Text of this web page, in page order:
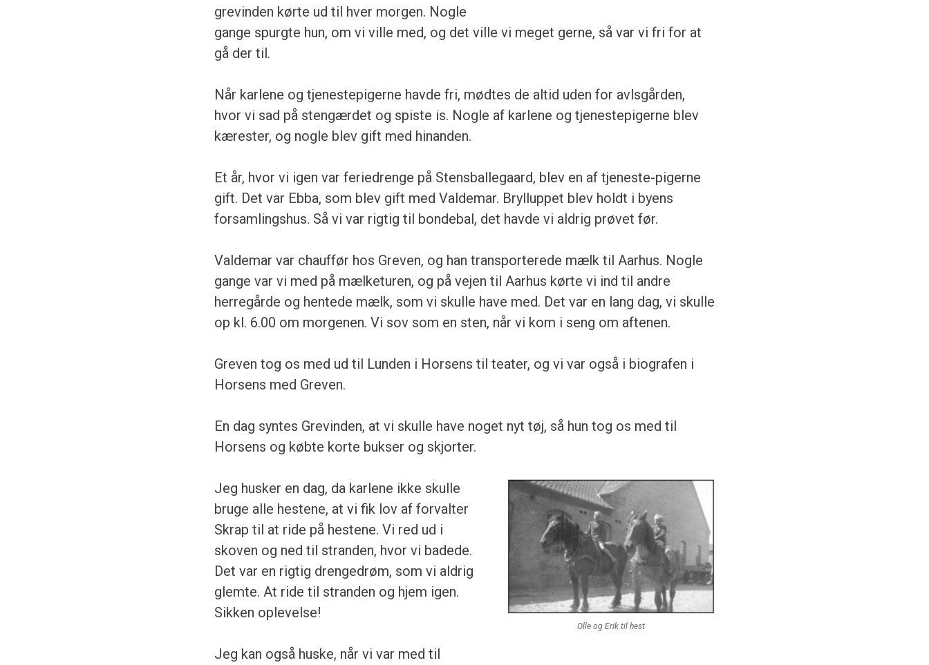
grevinden kørte ud til hver morgen. Nogle
gange spurgte hun, om vi ville med, og det ville vi meget gerne, så var vi fri for at
gå der til.
Når karlene og tjenestepigerne havde fri, mødtes de altid uden for avlsgården,
hvor vi sad på stengærdet og spiste is. Nogle af karlene og tjenestepigerne blev
kærester, og nogle blev gift med hinanden.
Et år, hvor vi igen var feriedrenge på Stensballegaard, blev en af tjeneste-pigerne
gift. Det var Ebba, som blev gift med Valdemar. Brylluppet blev holdt i byens
forsamlingshus. Så vi var rigtig til bondebal, det havde vi aldrig prøvet før.
Valdemar var chauffør hos Greven, og han transporterede mælk til Aarhus. Nogle
gange var vi med på mælketuren, og på vejen til Aarhus kørte vi ind til andre
herregårde og hentede mælk, som vi skulle have med. Det var en lang dag, vi skulle
op kl. 6.00 om morgenen. Vi sov som en sten, når vi kom i seng om aftenen.
Greven tog os med ud til Lunden i Horsens til teater, og vi var også i biografen i
Horsens med Greven.
En dag syntes Grevinden, at vi skulle have noget nyt tøj, så hun tog os med til
Horsens og købte korte bukser og skjorter.
Olle og Erik til hest
Jeg husker en dag, da karlene ikke skulle
bruge alle hestene, at vi fik lov af forvalter
Skrap til at ride på hestene. Vi red ud i
skoven og ned til stranden, hvor vi badede.
Det var en rigtig drengedrøm, som vi aldrig
glemte. At ride til stranden og hjem igen.
Sikken oplevelse!
Jeg kan også huske, når vi var med til